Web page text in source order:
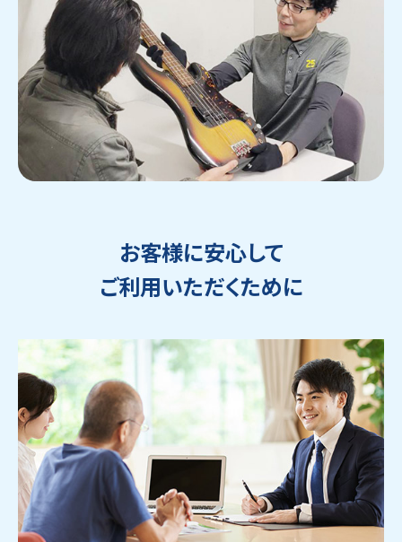
ウェブから1分
かんたん査定見積
フリーダイヤル
0120-1212-25
お客様に安心して
ご利用いただくために